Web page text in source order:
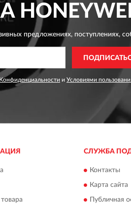
предложениях,поступлениях,
и Условиями
СЛУЖБА
Контакты
Карта сайта
Публичная